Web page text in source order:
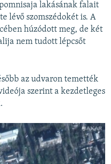
lakásának falait
lévő szomszédokét is. A
húzódott meg, de két
nem tudott lépcsőt
az udvaron temették
szerint a kezdetleges